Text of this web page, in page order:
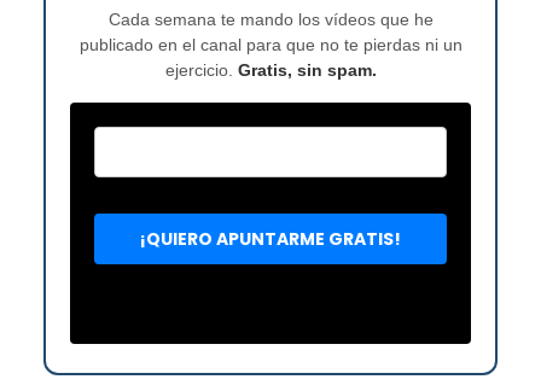
Cada semana te mando los vídeos que he
publicado en el canal para que no te pierdas ni un
ejercicio. Gratis, sin spam.